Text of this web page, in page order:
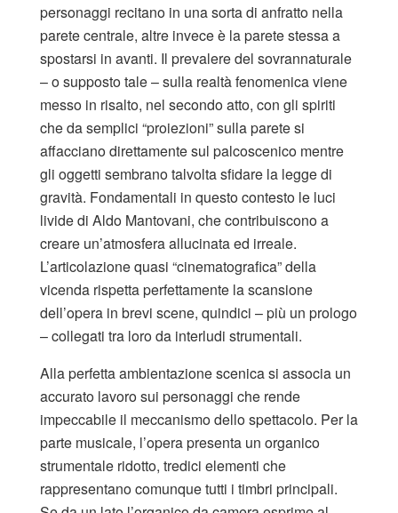
personaggi recitano in una sorta di anfratto nella
parete centrale, altre invece è la parete stessa a
spostarsi in avanti. Il prevalere del sovrannaturale
– o supposto tale – sulla realtà fenomenica viene
messo in risalto, nel secondo atto, con gli spiriti
che da semplici “proiezioni” sulla parete si
affacciano direttamente sul palcoscenico mentre
gli oggetti sembrano talvolta sfidare la legge di
gravità. Fondamentali in questo contesto le luci
livide di Aldo Mantovani, che contribuiscono a
creare un’atmosfera allucinata ed irreale.
L’articolazione quasi “cinematografica” della
vicenda rispetta perfettamente la scansione
dell’opera in brevi scene, quindici – più un prologo
– collegati tra loro da interludi strumentali.
Alla perfetta ambientazione scenica si associa un
accurato lavoro sui personaggi che rende
impeccabile il meccanismo dello spettacolo. Per la
parte musicale, l’opera presenta un organico
strumentale ridotto, tredici elementi che
rappresentano comunque tutti i timbri principali.